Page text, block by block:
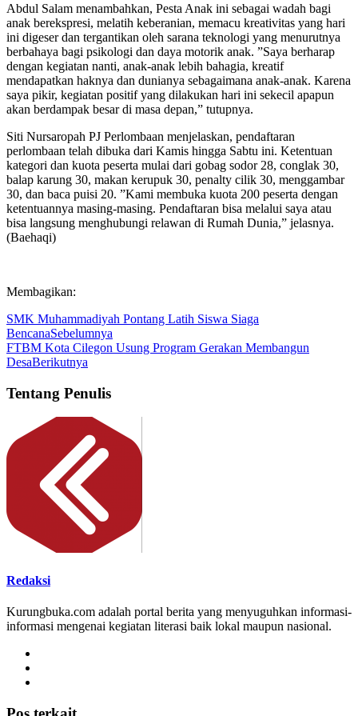
Abdul Salam menambahkan, Pesta Anak ini sebagai wadah bagi
anak berekspresi, melatih keberanian, memacu kreativitas yang hari
ini digeser dan tergantikan oleh sarana teknologi yang menurutnya
berbahaya bagi psikologi dan daya motorik anak. ”Saya berharap
dengan kegiatan nanti, anak-anak lebih bahagia, kreatif
mendapatkan haknya dan dunianya sebagaimana anak-anak. Karena
saya pikir, kegiatan positif yang dilakukan hari ini sekecil apapun
akan berdampak besar di masa depan,” tutupnya.
Siti Nursaropah PJ Perlombaan menjelaskan, pendaftaran
perlombaan telah dibuka dari Kamis hingga Sabtu ini. Ketentuan
kategori dan kuota peserta mulai dari gobag sodor 28, conglak 30,
balap karung 30, makan kerupuk 30, penalty cilik 30, menggambar
30, dan baca puisi 20. ”Kami membuka kuota 200 peserta dengan
ketentuannya masing-masing. Pendaftaran bisa melalui saya atau
bisa langsung menghubungi relawan di Rumah Dunia,” jelasnya.
(Baehaqi)
Membagikan:
SMK Muhammadiyah Pontang Latih Siswa Siaga
BencanaSebelumnya
FTBM Kota Cilegon Usung Program Gerakan Membangun
DesaBerikutnya
Tentang Penulis
Redaksi
Kurungbuka.com adalah portal berita yang menyuguhkan informasi-
informasi mengenai kegiatan literasi baik lokal maupun nasional.